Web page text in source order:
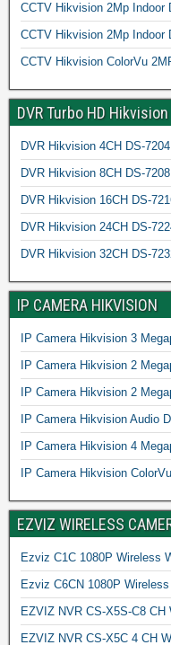
CCTV Hikvision 2Mp Indoor
CCTV Hikvision 2Mp Indoor
CCTV Hikvision ColorVu
DVR Turbo HD Hikvision
DVR Hikvision 4CH DS-
DVR Hikvision 8CH DS-
DVR Hikvision 16CH DS-
DVR Hikvision 24CH DS-
DVR Hikvision 32CH DS-
IP CAMERA HIKVISION
IP Camera Hikvision 3
IP Camera Hikvision 2
IP Camera Hikvision 2
IP Camera Hikvision Audio
IP Camera Hikvision 4
IP Camera Hikvision
EZVIZ WIRELESS
Ezviz C1C 1080P Wireless
Ezviz C6CN 1080P
EZVIZ NVR CS-X5S-C8
EZVIZ NVR CS-X5C 4 CH